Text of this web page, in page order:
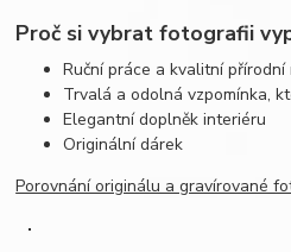
Proč si vybrat fotografii
Ruční práce a kvalitní
Trvalá a odolná vzpomínka,
Elegantní doplněk interiéru
Originální dárek
Porovnání originálu a gravírované